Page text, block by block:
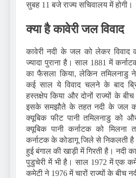
सुबह 11 बजे राज्य सचिवालय में होगी।
क्या है कावेरी जल विवाद
कावेरी नदी के जल को लेकर विवाद
ज्यादा पुराना है। साल 1881 में
का फैसला किया, लेकिन तमिलनाडु ने
कई साल ये विवाद चलने के बाद
हस्तक्षेप किया और दोनों राज्यों के
इसके समझौते के तहत नदी के जल का
क्यूबिक फीट पानी तमिलनाडु को
क्यूबिक पानी कर्नाटक को मिलना
कर्नाटक के कोडागू जिले से निकलती है
हुई बंगाल की खाड़ी में गिरती है। नदी
पुडुचेरी में भी है। साल 1972 में एक
कमेटी ने 1976 में चारों राज्यों के